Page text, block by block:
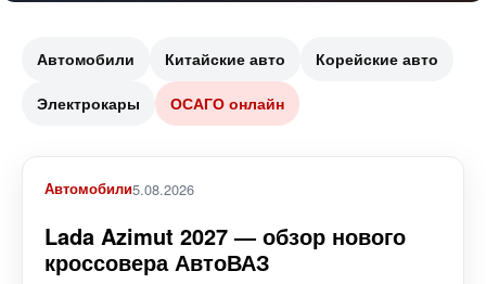
Автомобили Китайские авто Корейские авто
Электрокары ОСАГО онлайн
Автомобили5.08.2026
Lada Azimut 2027 — обзор нового
кроссовера АвтоВАЗ